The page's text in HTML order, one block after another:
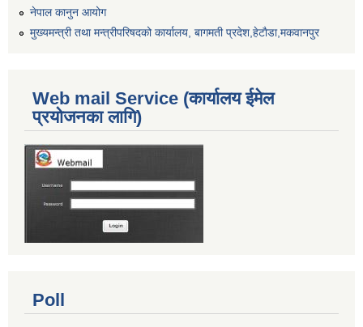
नेपाल कानुन आयोग
मुख्यमन्त्री तथा मन्त्रीपरिषदको कार्यालय, बागमती प्रदेश,हेटाैडा,मकवानपुर
Web mail Service (कार्यालय ईमेल
प्रयोजनका लागि)
Poll